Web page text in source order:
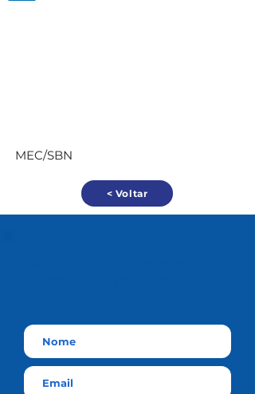
MEC/SBN
< Voltar